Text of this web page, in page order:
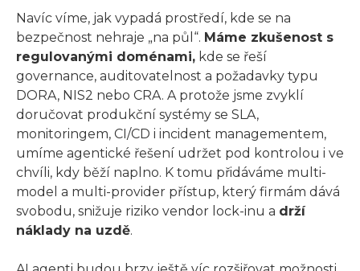
Navíc víme, jak vypadá prostředí, kde se na
bezpečnost nehraje „na půl“. Máme zkušenost s
regulovanými doménami, kde se řeší
governance, auditovatelnost a požadavky typu
DORA, NIS2 nebo CRA. A protože jsme zvyklí
doručovat produkční systémy se SLA,
monitoringem, CI/CD i incident managementem,
umíme agentické řešení udržet pod kontrolou i ve
chvíli, kdy běží naplno. K tomu přidáváme multi-
model a multi-provider přístup, který firmám dává
svobodu, snižuje riziko vendor lock-inu a drží
náklady na uzdě.